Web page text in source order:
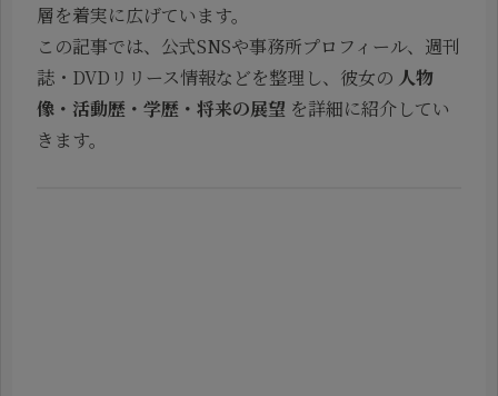
層を着実に広げています。
この記事では、公式SNSや事務所プロフィール、週刊
誌・DVDリリース情報などを整理し、彼女の 人物
像・活動歴・学歴・将来の展望 を詳細に紹介してい
きます。